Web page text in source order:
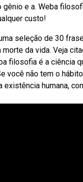
e a. Weba
custo!
seleção de 30
da vida. Veja
filosofia é a ciência
você não tem o
humana,